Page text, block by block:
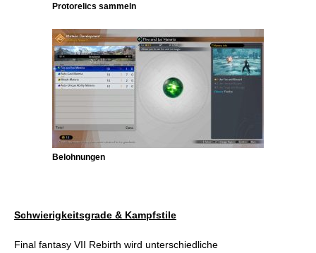
Protorelics sammeln
Belohnungen
Schwierigkeitsgrade & Kampfstile
Final fantasy VII Rebirth wird unterschiedliche